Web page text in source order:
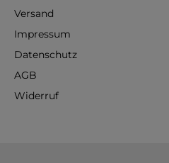
Versand
Impressum
Datenschutz
AGB
Widerruf